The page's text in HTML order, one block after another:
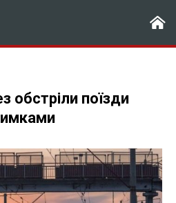
обстріли поїзди